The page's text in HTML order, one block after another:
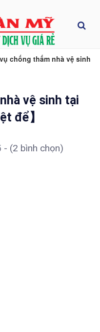
chống thấm nhà vệ sinh
vệ sinh tại
để】
- (2 bình chọn)